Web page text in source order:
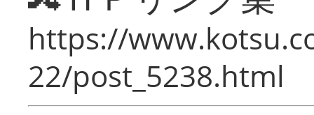
https://
22/post_5238.html